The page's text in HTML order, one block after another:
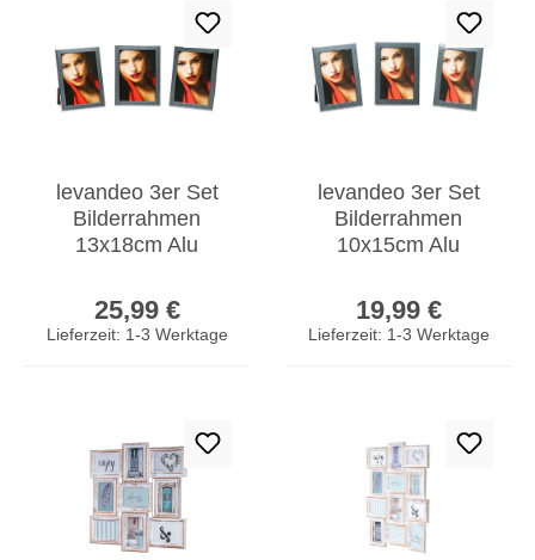
levandeo 3er Set
Bilderrahmen
13x18cm Alu
Fotorahmen Glas
25,99 €
Lieferzeit: 1-3 Werktage
levandeo 3er Set
Bilderrahmen
10x15cm Alu
Fotorahmen Glas
19,99 €
Lieferzeit: 1-3 Werktage